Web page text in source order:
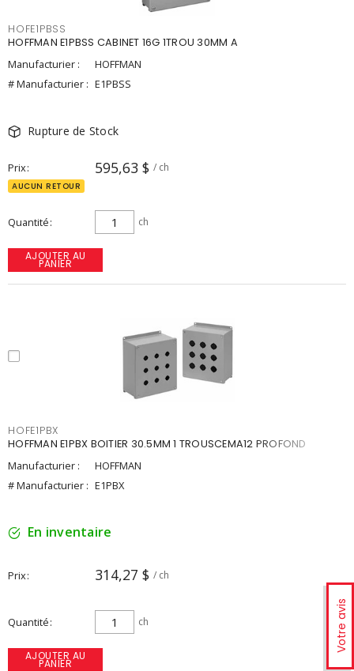
Votre avis
HOFE1PBSS
HOFFMAN E1PBSS CABINET 16G 1TROU 30MM A
Manufacturier :
HOFFMAN
# Manufacturier : E1PBSS
Rupture de Stock
Prix 595,63 $ / ch
AUCUN RETOUR
Quantité ch
AJOUTER AU
PANIER
HOFE1PBX
HOFFMAN E1PBX BOITIER 30.5MM 1 TROUSCEMA12 PROFOND
Manufacturier :
HOFFMAN
# Manufacturier : E1PBX
En inventaire
Prix 314,27 $ / ch
Quantité ch
AJOUTER AU
PANIER